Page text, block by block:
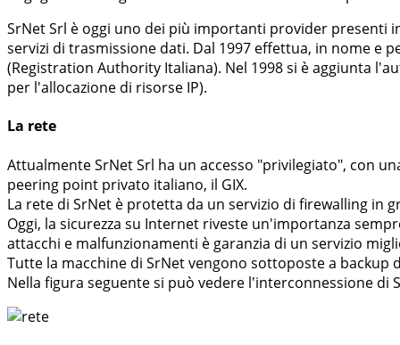
SrNet Srl è oggi uno dei più importanti provider presenti
servizi di trasmissione dati. Dal 1997 effettua, in nome
(Registration Authority Italiana). Nel 1998 si è aggiunta
per l'allocazione di risorse IP).
La rete
Attualmente SrNet Srl ha un accesso "privilegiato", con
peering point privato italiano, il GIX.
La rete di SrNet è protetta da un servizio di firewalling
Oggi, la sicurezza su Internet riveste un'importanza
attacchi e malfunzionamenti è garanzia di un servizio
Tutte la macchine di SrNet vengono sottoposte a
Nella figura seguente si può vedere l'interconnessione